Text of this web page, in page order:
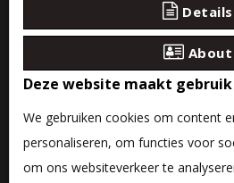
Details
About
Deze website maakt
We gebruiken cookies om content
personaliseren, om functies voor
om ons websiteverkeer te